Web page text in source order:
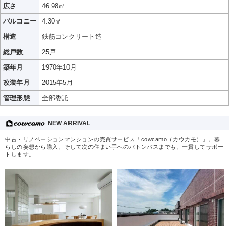
広さ
46.98㎡
バルコニー
4.30㎡
構造
鉄筋コンクリート造
総戸数
25戸
築年月
1970年10月
改装年月
2015年5月
管理形態
全部委託
NEW ARRIVAL
中古・リノベーションマンションの売買サービス「cowcamo（カウカモ）」。暮
らしの妄想から購入、そして次の住まい手へのバトンパスまでも、一貫してサポー
トします。